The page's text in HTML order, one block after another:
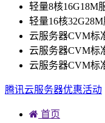
轻量8核16G18M
轻量16核
云服务器CVM标
云服务器CVM标
云服务器CVM标
腾讯云服务器优惠活动
首页